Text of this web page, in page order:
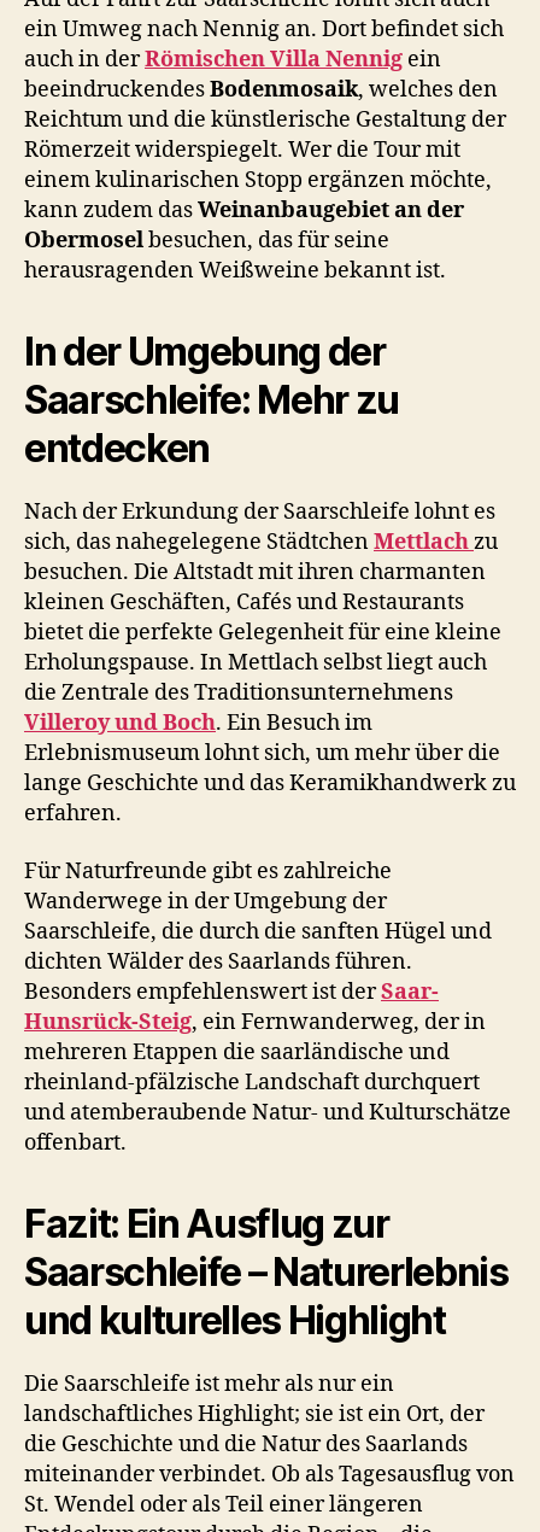
ein Umweg nach Nennig an. Dort befindet sich
auch in derRömischen Villa Nennig ein
beeindruckendesBodenmosaik, welches den
Reichtum und die künstlerische Gestaltung der
Römerzeit widerspiegelt. Wer die Tour mit
einem kulinarischen Stopp ergänzen möchte,
kann zudem dasWeinanbaugebiet an der
Obermoselbesuchen, das für seine
herausragenden Weißweine bekannt ist.
In der Umgebung der
Saarschleife: Mehr zu
entdecken
Nach der Erkundung der Saarschleife lohnt es
sich, das nahegelegene StädtchenMettlachzu
besuchen. Die Altstadt mit ihren charmanten
kleinen Geschäften, Cafés und Restaurants
bietet die perfekte Gelegenheit für eine kleine
Erholungspause. In Mettlach selbst liegt auch
die Zentrale des Traditionsunternehmens
Villeroy und Boch. Ein Besuch im
Erlebnismuseum lohnt sich, um mehr über die
lange Geschichte und das Keramikhandwerk zu
erfahren.
Für Naturfreunde gibt es zahlreiche
Wanderwege in der Umgebung der
Saarschleife, die durch die sanften Hügel und
dichten Wälder des Saarlands führen.
Besonders empfehlenswert ist derSaar-
Hunsrück-Steig, ein Fernwanderweg, der in
mehreren Etappen die saarländische und
rheinland-pfälzische Landschaft durchquert
und atemberaubende Natur- und Kulturschätze
offenbart.
Fazit: Ein Ausflug zur
Saarschleife – Naturerlebnis
und kulturelles Highlight
Die Saarschleife ist mehr als nur ein
landschaftliches Highlight; sie ist ein Ort, der
die Geschichte und die Natur des Saarlands
miteinander verbindet. Ob als Tagesausflug von
St. Wendel oder als Teil einer längeren